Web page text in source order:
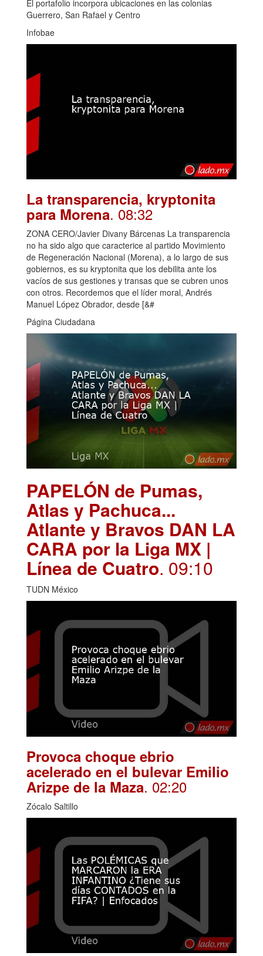
El portafolio incorpora ubicaciones en las colonias
Guerrero, San Rafael y Centro
Infobae
La transparencia, kryptonita
para Morena. 08:32
ZONA CERO/Javier Divany Bárcenas La transparencia
no ha sido algo que caracterice al partido Movimiento
de Regeneración Nacional (Morena), a lo largo de sus
gobiernos, es su kryptonita que los debilita ante los
vacíos de sus gestiones y transas que se cubren unos
con otros. Recordemos que el líder moral, Andrés
Manuel López Obrador, desde [&#
Página Ciudadana
PAPELÓN de Pumas,
Atlas y Pachuca...
Atlante y Bravos DAN LA
CARA por la Liga MX |
Línea de Cuatro. 09:10
TUDN México
Provoca choque ebrio
acelerado en el bulevar Emilio
Arizpe de la Maza. 02:20
Zócalo Saltillo